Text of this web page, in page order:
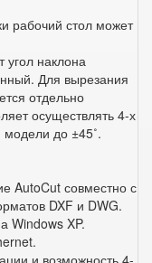
рабочий стол может
угол наклона
Для вырезания
отдельно
осуществлять 4-х
модели до ±45˚.
AutoCut совместно с
DXF и DWG.
Windows XP.
и возможность 4-